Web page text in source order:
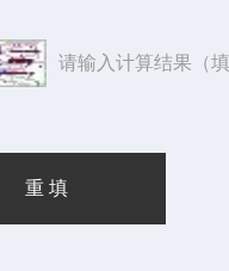
请输入计算结果（